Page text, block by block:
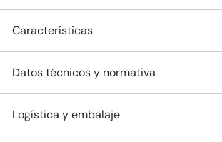
Características
Datos técnicos y normativa
Logística y embalaje